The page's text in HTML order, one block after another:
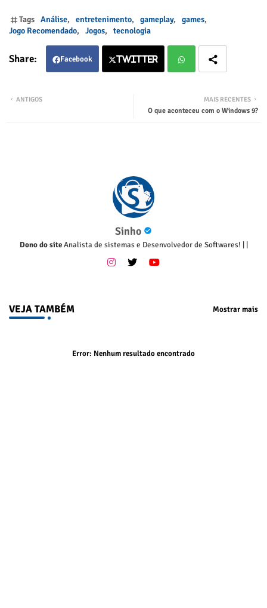
Tags Análise entretenimento gameplay
games
Jogo Recomendado
Jogos tecnologia
Facebook Twitter
Twitter
tsap
MAIS RECENTES
O que aconteceu com o Windows 9?
ANTIGOS
Sinho
Dono do site Analista de sistemas e Desenvolvedor de Softwares!
VEJA TAMBÉM Mostrar mais
Error: Nenhum resultado encontrado